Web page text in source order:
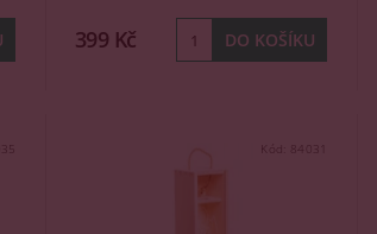
399 Kč
Kód: 84031